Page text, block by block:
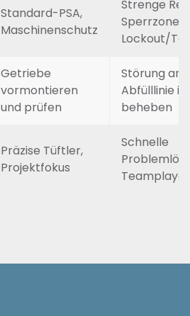
Standard-PSA,
Maschinenschutz
Strenge
Sperrzonen,
Lockout/
Getriebe
vormontieren
und prüfen
Störung an
Abfülllinie in
beheben
Präzise Tüftler,
Projektfokus
Schnelle
Teamplayer